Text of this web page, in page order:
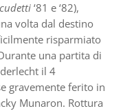
‘81 e ‘82),
volta dal destino
risparmiato
una partita di
il 4
gravemente ferito in
Munaron. Rottura